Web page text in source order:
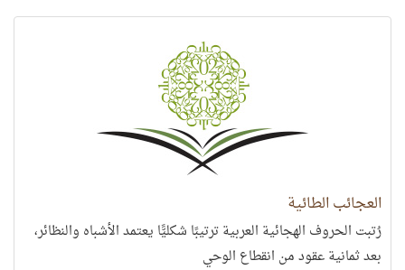
العجائب الطائية
رُتبت الحروف الهجائية العربية ترتيبًا شكليًّا يعتمد الأشباه والنظائر،
بعد ثمانية عقود من انقطاع الوحي